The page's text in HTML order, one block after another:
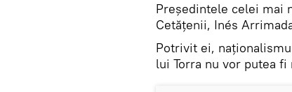
Președintele celei mai
Cetățenii, Inés
Potrivit ei,
lui Torra nu vor putea